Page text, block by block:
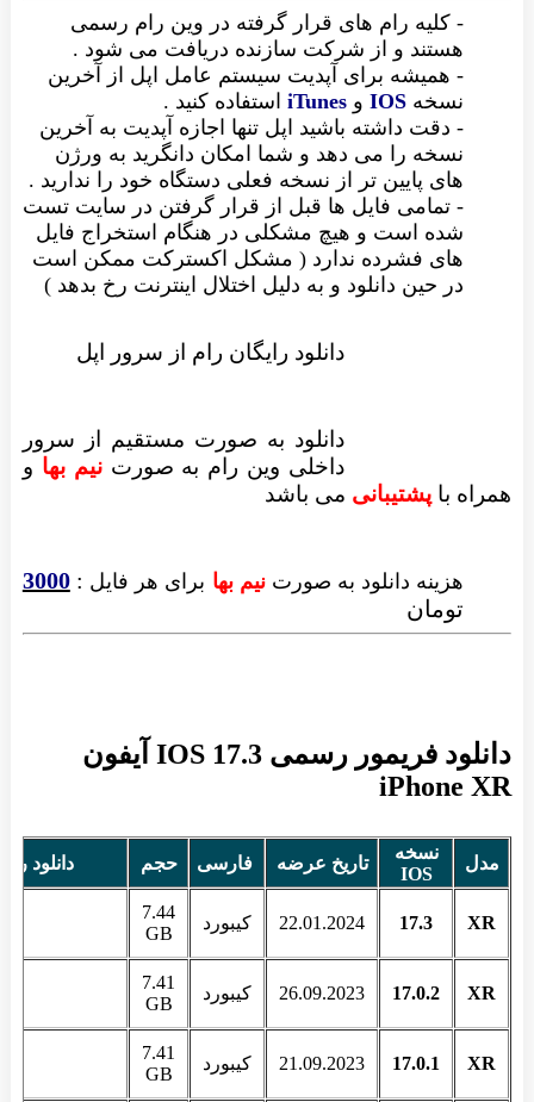
- کلیه رام های قرار گرفته در وین رام رسمی
هستند و از شرکت سازنده دریافت می شود .
- همیشه برای آپدیت سیستم عامل اپل از آخرین
نسخه IOSو iTunesاستفاده کنید .
- دقت داشته باشید اپل تنها اجازه آپدیت به آخرین
نسخه را می دهد و شما امکان دانگرید به ورژن
های پایین تر از نسخه فعلی دستگاه خود را ندارید .
- تمامی فایل ها قبل از قرار گرفتن در سایت تست
شده است و هیچ مشکلی در هنگام استخراج فایل
های فشرده ندارد ( مشکل اکسترکت ممکن است
در حین دانلود و به دلیل اختلال اینترنت رخ بدهد )
دانلود رایگان رام از سرور اپل
دانلود به صورت مستقیم از سرور
داخلی وین رام به صورتنیم بها و
همراه با پشتیبانی می باشد
هزینه دانلود به صورتنیم بها برای هر فایل :
3000
تومان
دانلود فریمور رسمی IOS 17.3 آیفون
iPhone XR
مدل
نسخه
IOS
تاریخ عرضه فارسی حجم دانلود
XR
17.3
22.01.2024 کیبورد
7.44
GB
XR
17.0.2
26.09.2023 کیبورد
7.41
GB
XR
17.0.1
21.09.2023 کیبورد
7.41
GB